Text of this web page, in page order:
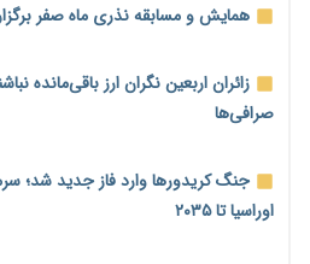
همایش و مسابقه نذری ماه صفر
زائران اربعین نگران ارز باقی‌مانده
صرافی‌ها
اوراسیا تا ۲۰۳۵